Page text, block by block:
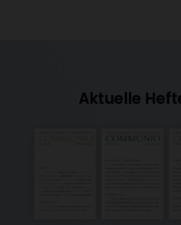
Aktuelle